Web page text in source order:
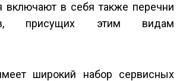
включают в себя также перечни
присущих этим видам
широкий набор сервисных